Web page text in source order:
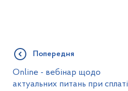
Попередня
Оnline - вебінар щодо
актуальних питань при сплаті